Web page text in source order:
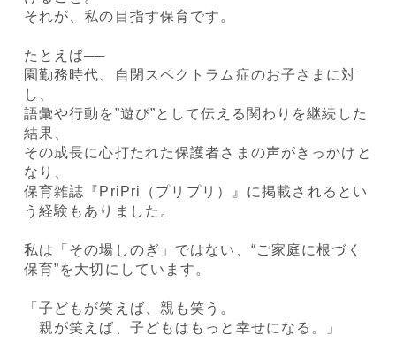
それが、私の目指す保育です。
たとえば──
園勤務時代、自閉スペクトラム症のお子さまに対
し、
語彙や行動を”遊び”として伝える関わりを継続した
結果、
その成長に心打たれた保護者さまの声がきっかけと
なり、
保育雑誌『PriPri（プリプリ）』に掲載されるとい
う経験もありました。
私は「その場しのぎ」ではない、“ご家庭に根づく
保育”を大切にしています。
「子どもが笑えば、親も笑う。
親が笑えば、子どもはもっと幸せになる。」